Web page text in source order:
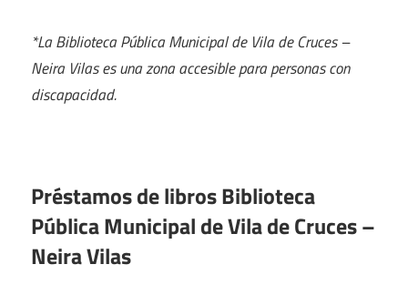
*La Biblioteca Pública Municipal de Vila de Cruces –
Neira Vilas es una zona accesible para personas con
discapacidad.
Préstamos de libros Biblioteca
Pública Municipal de Vila de Cruces –
Neira Vilas